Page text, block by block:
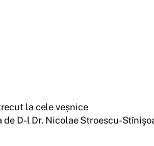
la cele veșnice
de D-l Dr. Nicolae Stroescu-